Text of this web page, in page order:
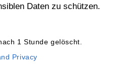
Daten zu schützen.
1 Stunde gelöscht.
Privacy